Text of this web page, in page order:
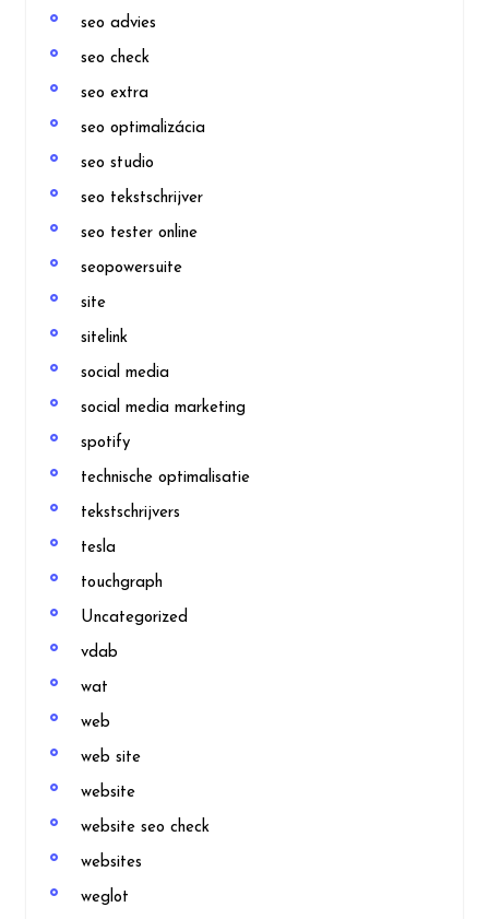
seo advies
seo check
seo extra
seo optimalizácia
seo studio
seo tekstschrijver
seo tester online
seopowersuite
site
sitelink
social media
social media marketing
spotify
technische optimalisatie
tekstschrijvers
tesla
touchgraph
Uncategorized
vdab
wat
web
web site
website
website seo check
websites
weglot